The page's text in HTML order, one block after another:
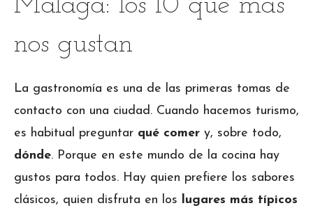
Málaga: los 10 que más
nos gustan
La gastronomía es una de las primeras tomas de
contacto con una ciudad. Cuando hacemos turismo,
es habitual preguntar qué comer y, sobre todo,
dónde. Porque en este mundo de la cocina hay
gustos para todos. Hay quien prefiere los sabores
clásicos, quien disfruta en los lugares más típicos